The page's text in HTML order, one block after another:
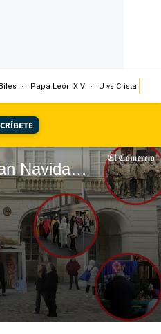
Papa León XIV U vs Cristal
Ucrania: así festejan Navidad en medio de conflicto